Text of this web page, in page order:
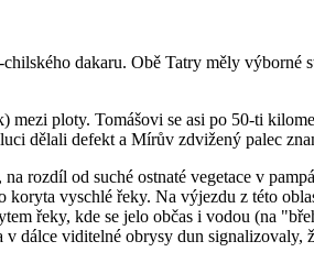
dakaru. Obě Tatry měly výborné
ploty. Tomášovi se asi po 50-ti
dělali defekt a Mírův zdvižený palec
rozdíl od suché ostnaté vegetace v
vyschlé řeky. Na výjezdu z této
řeky, kde se jelo občas i vodou (na
dálce viditelné obrysy dun signalizovaly,